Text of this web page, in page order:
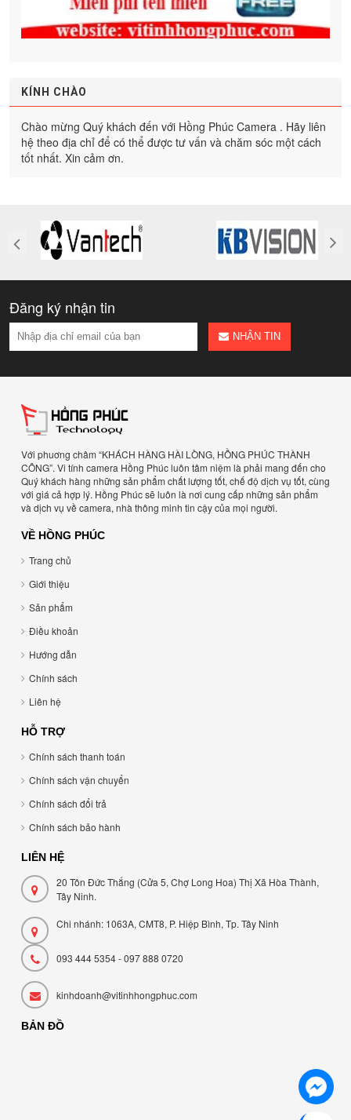
KÍNH CHÀO
Chào mừng Quý khách đến với Hồng Phúc Camera . Hãy liên
hệ theo địa chỉ để có thể được tư vấn và chăm sóc một cách
tốt nhất. Xin cảm ơn.
Đăng ký nhận tin
NHẬN TIN
Với phuơng châm “KHÁCH HÀNG HÀI LÒNG, HỒNG PHÚC THÀNH
CÔNG”. Vi tính camera Hồng Phúc luôn tâm niệm là phải mang đến cho
Quý khách hàng những sản phẩm chất lượng tốt, chế độ dịch vụ tốt, cùng
với giá cả hợp lý. Hồng Phúc sẽ luôn là nơi cung cấp những sản phẩm
và dịch vụ về camera, nhà thông minh tin cậy của mọi người.
VỀ HỒNG PHÚC
Trang chủ
Giới thiệu
Sản phẩm
Điều khoản
Hướng dẫn
Chính sách
Liên hệ
HỖ TRỢ
Chính sách thanh toán
Chính sách vận chuyển
Chính sách đổi trả
Chính sách bảo hành
LIÊN HỆ
20 Tôn Đức Thắng (Cửa 5, Chợ Long Hoa) Thị Xã Hòa Thành,
Tây Ninh.
Chi nhánh: 1063A, CMT8, P. Hiệp Bình, Tp. Tây Ninh
093 444 5354 - 097 888 0720
kinhdoanh@vitinhhongphuc.com
BẢN ĐỒ